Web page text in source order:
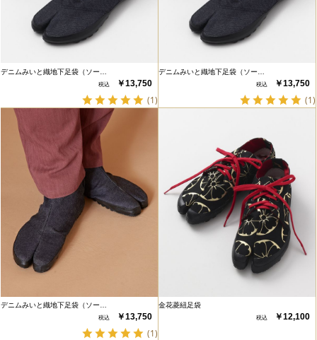
デニムみいと織地下足袋（ソー…
￥13,750
(1)
デニムみいと織地下足袋（ソー…
￥13,750
(1)
デニムみいと織地下足袋（ソー…
￥13,750
(1)
金花菱紐足袋
￥12,100